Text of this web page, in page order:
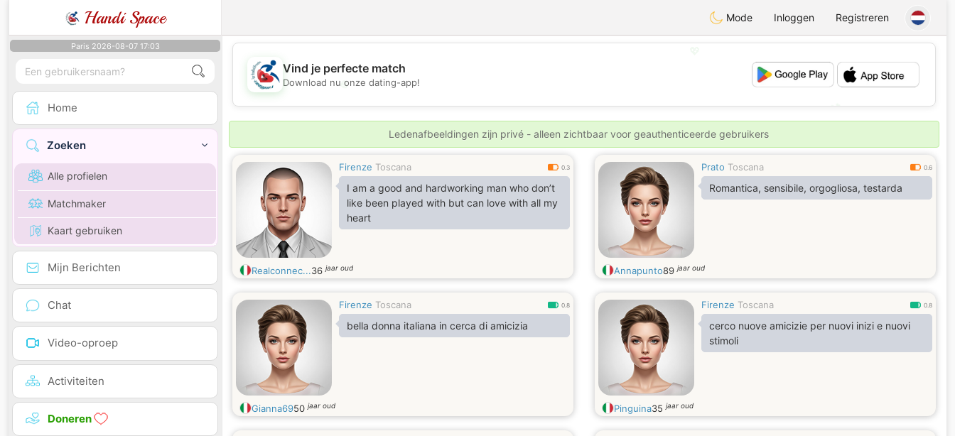
Handi Space Mode Inloggen Registreren
Paris 2026-08-07 17:03
Home
Zoeken
Alle profielen
Matchmaker
Kaart gebruiken
Mijn Berichten
Chat
Video-oproep
Activiteiten
Doneren
💖
💕
Vind je perfecte match
Download nu onze dating-app!
Ledenafbeeldingen zijn privé - alleen zichtbaar voor geauthenticeerde gebruikers
Firenze Toscana 0.3
I am a good and hardworking man who don’t
like been played with but can love with all my
heart
Realconnec...36jaar oud
Prato Toscana 0.6
Romantica, sensibile, orgogliosa, testarda
Annapunto89jaar oud
Firenze Toscana 0.8
bella donna italiana in cerca di amicizia
Gianna6950jaar oud
Firenze Toscana 0.8
cerco nuove amicizie per nuovi inizi e nuovi
stimoli
Pinguina35jaar oud